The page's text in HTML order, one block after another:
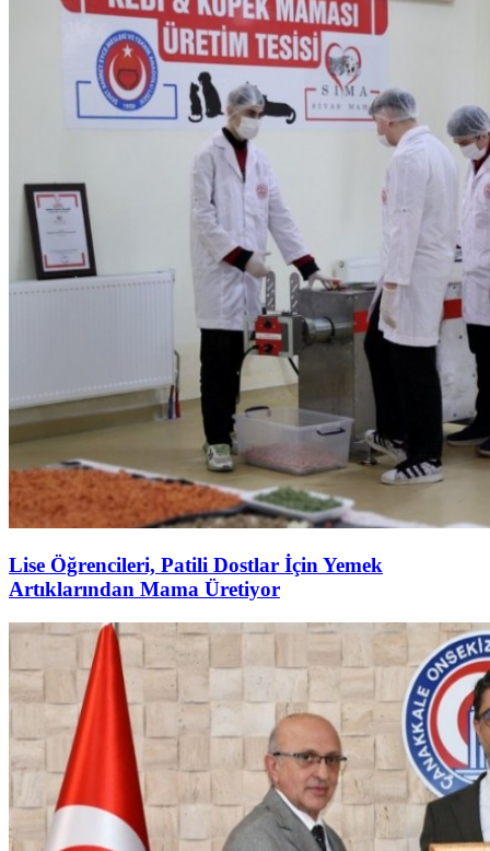
Lise Öğrencileri, Patili Dostlar İçin Yemek
Artıklarından Mama Üretiyor